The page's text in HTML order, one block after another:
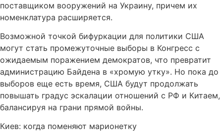
поставщиком вооружений на Украину, причем их
номенклатура расширяется.
Возможной точкой бифуркации для политики США
могут стать промежуточные выборы в Конгресс с
ожидаемым поражением демократов, что превратит
администрацию Байдена в «хромую утку». Но пока до
выборов еще есть время, США будут продолжать
повышать градус эскалации отношений с РФ и Китаем,
балансируя на грани прямой войны.
Киев: когда поменяют марионетку